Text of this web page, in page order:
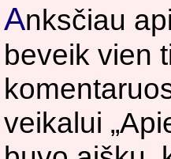
Anksčiau
beveik vien
veikalui